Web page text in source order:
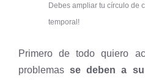
Debes ampliar tu círculo de
temporal!
Primero de todo quiero
problemasse deben a su